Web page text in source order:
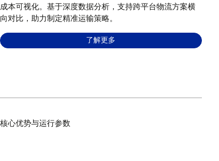
成本可视化。基于深度数据分析，支持跨平台物流方案横
向对比，助力制定精准运输策略。
了解更多
核心优势与运行参数